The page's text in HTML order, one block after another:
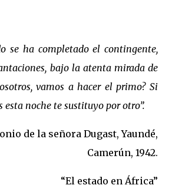
se ha completado el contingente,
bajo la atenta mirada de
vamos a hacer el primo? Si
esta noche te sustituyo por otro”.
de la señora Dugast, Yaundé,
Camerún, 1942.
“El estado en África”